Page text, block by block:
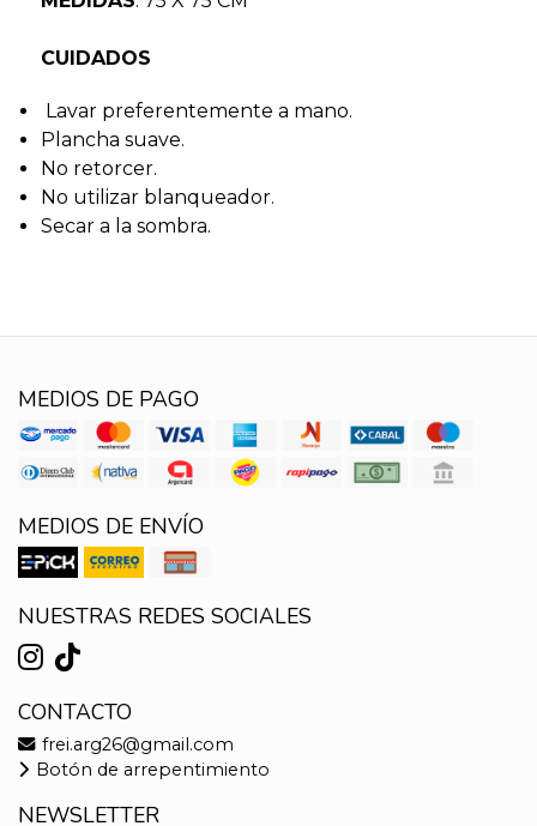
CUIDADOS
Lavar preferentemente a mano.
Plancha suave.
No retorcer.
No utilizar blanqueador.
Secar a la sombra.
MEDIOS DE PAGO
MEDIOS DE ENVÍO
NUESTRAS REDES SOCIALES
CONTACTO
frei.arg26@gmail.com
Botón de arrepentimiento
NEWSLETTER